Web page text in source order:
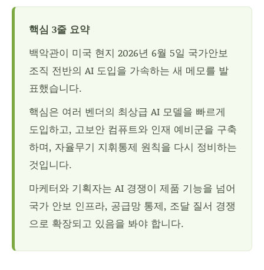
핵심 3줄 요약
백악관이 미국 현지 2026년 6월 5일 국가안보
조직 전반의 AI 도입을 가속하는 새 메모를 발
표했습니다.
핵심은 여러 벤더의 최상급 AI 모델을 빠르게
도입하고, 고보안 컴퓨트와 인재 예비군을 구축
하며, 자율무기 지휘통제 원칙을 다시 정비하는
것입니다.
마케터와 기획자는 AI 경쟁이 제품 기능을 넘어
국가 안보 인프라, 공급망 통제, 조달 질서 경쟁
으로 확장되고 있음을 봐야 합니다.